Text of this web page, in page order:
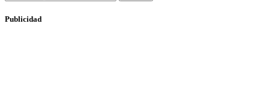
Publicidad